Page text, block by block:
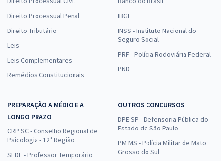
Direito Processual Penal
Direito Tributário
Leis
Leis Complementares
Remédios Constitucionais
IBGE
INSS - Instituto Nacional do
Seguro Social
PRF - Polícia Rodoviária Federal
PND
PREPARAÇÃO A MÉDIO E A
LONGO PRAZO
CRP SC - Conselho Regional de
Psicologia - 12ª Região
SEDF - Professor Temporário
OUTROS CONCURSOS
DPE SP - Defensoria Pública do
Estado de São Paulo
PM MS - Polícia Militar de Mato
Grosso do Sul